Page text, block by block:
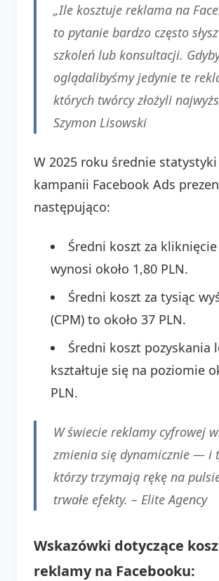
„Ile kosztuje reklama na
to pytanie bardzo często
szkoleń lub konsultacji.
oglądalibyśmy jedynie te
których twórcy złożyli
Szymon Lisowski
W 2025 roku średnie
kampanii Facebook Ads
następująco:
Średni koszt za kliknięcie
wynosi około 1,80 PLN.
Średni koszt za tysiąc
(CPM) to około 37 PLN.
Średni koszt pozyskania
kształtuje się na poziomie
PLN.
W świecie reklamy cyfrowej
zmienia się dynamicznie — i
którzy trzymają rękę na
trwałe efekty. – Elite Agency
Wskazówki dotyczące
reklamy na Facebooku: